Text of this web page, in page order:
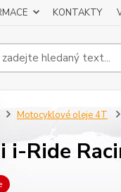
KONTAKTY
Motocyklové oleje 4T
i-Ride